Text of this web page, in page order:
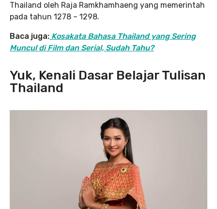
Thailand oleh Raja Ramkhamhaeng yang memerintah
pada tahun 1278 – 1298.
Baca juga: Kosakata Bahasa Thailand yang Sering
Muncul di Film dan Serial, Sudah Tahu?
Yuk, Kenali Dasar Belajar Tulisan
Thailand